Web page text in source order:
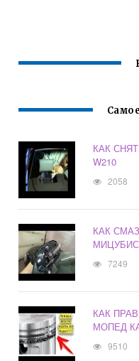
КАК
W210
2058
КАК
7249
КАК
МОПЕД
9510